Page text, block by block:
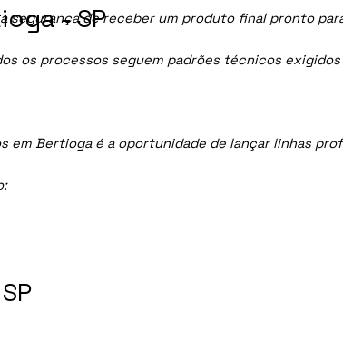
segurança de receber um produto final pronto
os processos seguem padrões técnicos
em Bertioga é a oportunidade de lançar linhas
- SP